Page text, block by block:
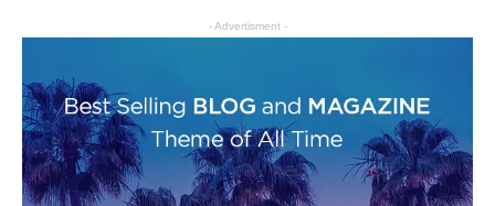
- Advertisment -